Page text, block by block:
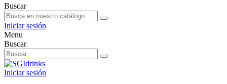
Buscar
Iniciar sesión
Menu
Buscar
Iniciar sesión